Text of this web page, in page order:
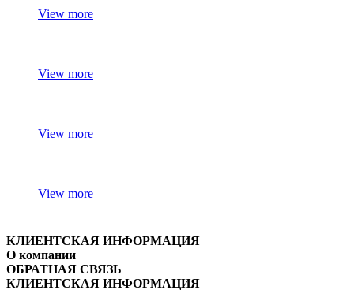
View more
View more
View more
View more
КЛИЕНТСКАЯ ИНФОРМАЦИЯ
О компании
ОБРАТНАЯ СВЯЗЬ
КЛИЕНТСКАЯ ИНФОРМАЦИЯ